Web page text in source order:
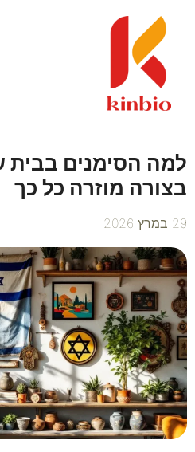
לתוכן
למה הסימנים בבית
בצורה מוזרה כל כך
29 במרץ 2026